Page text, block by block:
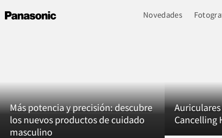
Novedades
Más potencia y precisión: descubre
los nuevos productos de cuidado
masculino
Cancelling